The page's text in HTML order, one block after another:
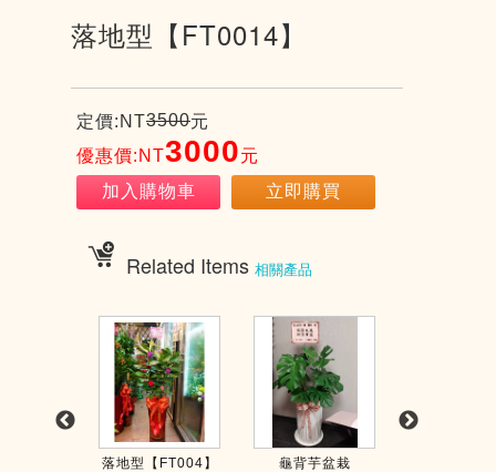
落地型【FT0014】
定價:NT3500元
優惠價:NT3000元
加入購物車
立即購買
Related Items 相關產品
落地型【FT004】
龜背芋盆栽